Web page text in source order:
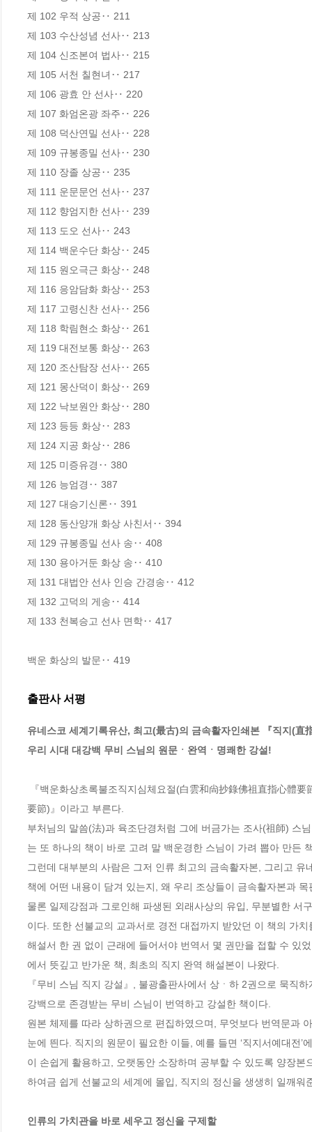
제 102 우적 상공‥ 211
제 103 수산성념 선사‥ 213
제 104 신조본여 법사‥ 215
제 105 서천 칠현녀‥ 217
제 106 광효 안 선사‥ 220
제 107 화엄온광 좌주‥ 226
제 108 덕산연밀 선사‥ 228
제 109 규봉종밀 선사‥ 230
제 110 장졸 상공‥ 235
제 111 운문문언 선사‥ 237
제 112 향엄지한 선사‥ 239
제 113 도오 선사‥ 243
제 114 백운수단 화상‥ 245
제 115 원오극근 화상‥ 248
제 116 응암담화 화상‥ 253
제 117 고령신찬 선사‥ 256
제 118 학림현소 화상‥ 261
제 119 대전보통 화상‥ 263
제 120 조산탐장 선사‥ 265
제 121 몽산덕이 화상‥ 269
제 122 낙보원안 화상‥ 280
제 123 등등 화상‥ 283
제 124 지공 화상‥ 286
제 125 미증유경‥ 380
제 126 능엄경‥ 387
제 127 대승기신론‥ 391
제 128 동산양개 화상 사친서‥ 394
제 129 규봉종밀 선사 송‥ 408
제 130 용아거둔 화상 송‥ 410
제 131 대법안 선사 인승 간경송‥ 412
제 132 고덕의 게송‥ 414
제 133 천복승고 선사 면학‥ 417
백운 화상의 발문‥ 419
출판사 서평
유네스코 세계기록유산, 최고(最古)의 금속활자인쇄본 『직지(直
우리 시대 대강백 무비 스님의 원문ㆍ완역ㆍ명쾌한 강설!
要節)』이라고 부른다.
부처님의 말씀(法)과 육조단경처럼 그에 버금가는 조사(祖師) 스
는 또 하나의 책이 바로 고려 말 백운경한 스님이 가려 뽑아 만든
그런데 대부분의 사람은 그저 인류 최고의 금속활자본, 그리고
책에 어떤 내용이 담겨 있는지, 왜 우리 조상들이 금속활자본과
물론 일제강점과 그로인해 파생된 외래사상의 유입, 무분별한 서
이다. 또한 선불교의 교과서로 경전 대접까지 받았던 이 책의 가
해설서 한 권 없이 근래에 들어서야 번역서 몇 권만을 접할 수 있
에서 뜻깊고 반가운 책, 최초의 직지 완역 해설본이 나왔다.
『무비 스님 직지 강설』, 불광출판사에서 상ㆍ하 2권으로 묵직
강백으로 존경받는 무비 스님이 번역하고 강설한 책이다.
원본 체제를 따라 상하권으로 편집하였으며, 무엇보다 번역문과
눈에 띈다. 직지의 원문이 필요한 이들, 예를 들면 ‘직지서예대전
이 손쉽게 활용하고, 오랫동안 소장하며 공부할 수 있도록 양장
하여금 쉽게 선불교의 세계에 몰입, 직지의 정신을 생생히 일깨워
인류의 가치관을 바로 세우고 정신을 구제할